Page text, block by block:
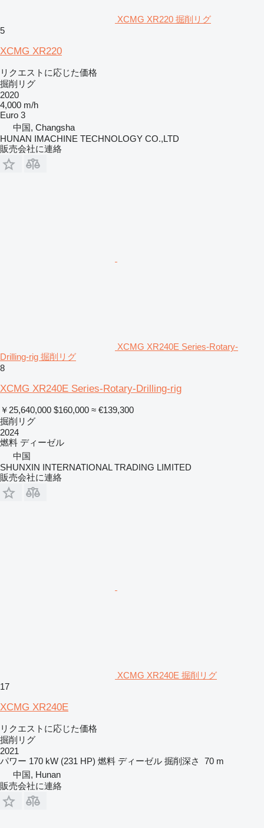
XCMG XR220 掘削リグ
5
XCMG XR220
リクエストに応じた価格
掘削リグ
2020
4,000 m/h
Euro 3
中国, Changsha
HUNAN IMACHINE TECHNOLOGY CO.,LTD
販売会社に連絡
XCMG XR240E Series-Rotary-
Drilling-rig 掘削リグ
8
XCMG XR240E Series-Rotary-Drilling-rig
￥25,640,000 $160,000 ≈ €139,300
掘削リグ
2024
燃料 ディーゼル
中国
SHUNXIN INTERNATIONAL TRADING LIMITED
販売会社に連絡
XCMG XR240E 掘削リグ
17
XCMG XR240E
リクエストに応じた価格
掘削リグ
2021
パワー 170 kW (231 HP) 燃料 ディーゼル 掘削深さ
70 m
中国, Hunan
販売会社に連絡